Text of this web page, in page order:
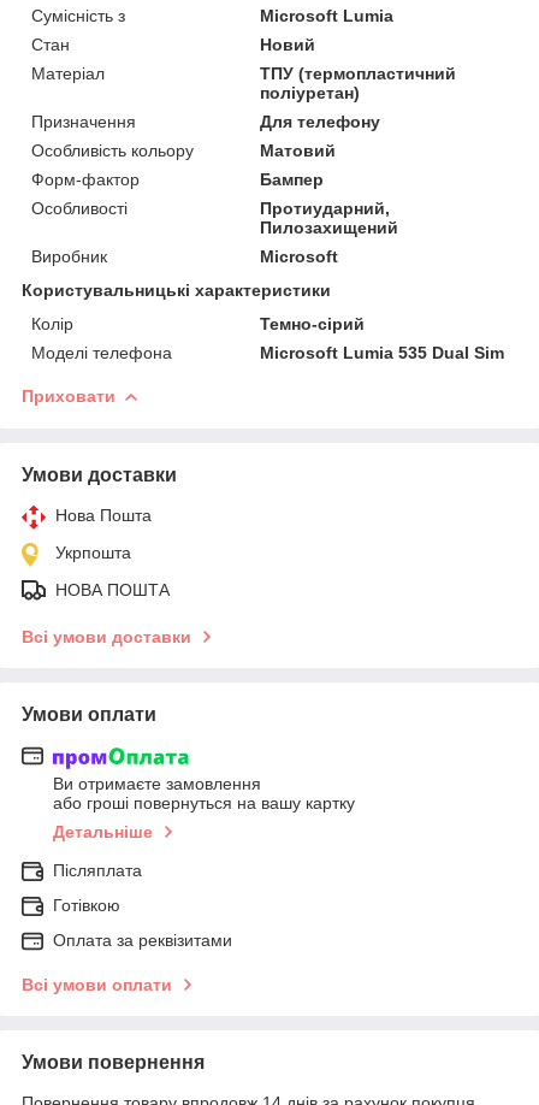
Сумісність з
Microsoft Lumia
Стан
Новий
Матеріал
ТПУ (термопластичний
поліуретан)
Призначення
Для телефону
Особливість кольору
Матовий
Форм-фактор
Бампер
Особливості
Протиударний,
Пилозахищений
Виробник
Microsoft
Користувальницькі характеристики
Колір
Темно-сірий
Моделі телефона
Microsoft Lumia 535 Dual Sim
Приховати
Умови доставки
Нова Пошта
Укрпошта
НОВА ПОШТА
Всі умови доставки
Умови оплати
Ви отримаєте замовлення
або гроші повернуться на вашу картку
Детальніше
Післяплата
Готівкою
Оплата за реквізитами
Всі умови оплати
Умови повернення